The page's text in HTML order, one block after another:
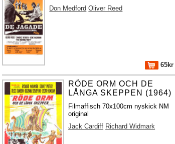
Don Medford Oliver Reed
65kr
RÖDE ORM OCH DE
LÅNGA SKEPPEN (1964)
Filmaffisch 70x100cm nyskick NM
original
Jack Cardiff Richard Widmark